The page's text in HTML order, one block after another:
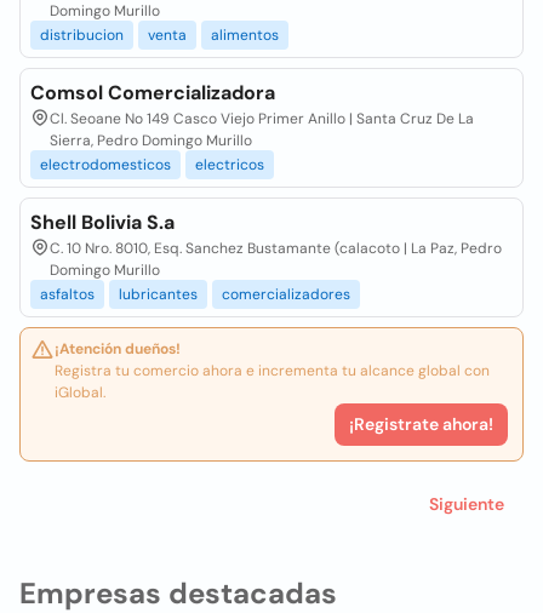
Empresas destacadas
Domingo Murillo
distribucion
venta alimentos
Comsol Comercializadora
Cl. Seoane No 149 Casco Viejo Primer Anillo | Santa Cruz De La
Sierra, Pedro Domingo Murillo
electrodomesticos
electricos
Shell Bolivia S.a
C. 10 Nro. 8010, Esq. Sanchez Bustamante (calacoto | La Paz, Pedro
Domingo Murillo
asfaltos
lubricantes comercializadores
¡Atención dueños!
Registra tu comercio ahora e incrementa tu alcance global con
iGlobal.
¡Registrate ahora!
Siguiente